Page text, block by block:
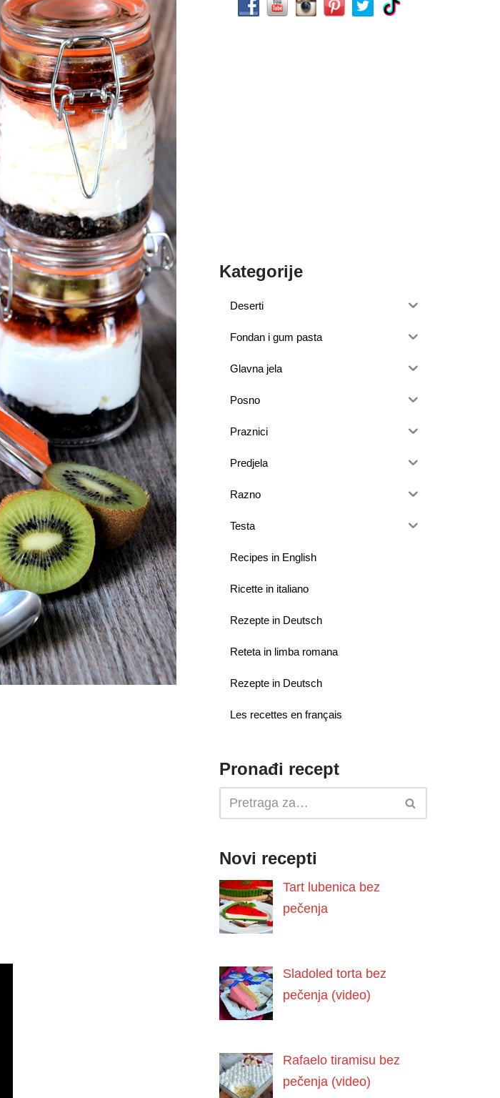
Kategorije
Deserti
Fondan i gum pasta
Glavna jela
Posno
Praznici
Predjela
Razno
Testa
Recipes in English
Ricette in italiano
Rezepte in Deutsch
Reteta in limba romana
Rezepte in Deutsch
Les recettes en français
Pronađi recept
Novi recepti
Tart lubenica bez
pečenja
Sladoled torta bez
pečenja (video)
Rafaelo tiramisu bez
pečenja (video)